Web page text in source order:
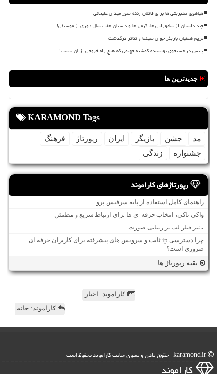
هیاهوی سلبریتی ها برای قاتلان زنده سوز میدان علیخانی
چند داستان از سامورایی ها، گرمی ها و داستان هفت سال دوری از موسیقی!
مریم همتیان بازیگر جوان سینما و تئاتر درگذشت
پلیس در جستجوی نویسنده گمشده جهنمی که هیچ راه خروجی از آن نیست!
جدیدترین ها
KARAMOND Tags
مد جشن بازیگر ایران رپورتاژ
فرهنگ
جشنواره
زندگی
رپورتاژهای کاراموند
راهنمای کامل استفاده از پایه سرفیس پرو
واکی تاکی، انتخاب حرفه ای ها برای ارتباط سریع و مطمئن
تاثیر فیلر لب بر زیبایی صورت
چرا دسترسی ip ثابت و سرویس های پیشرفته برای کاربران حرفه ای
ضروری است؟
بقیه رپورتاژ ها
کاراموند: اخبار
کاراموند: خانه
كاراموند